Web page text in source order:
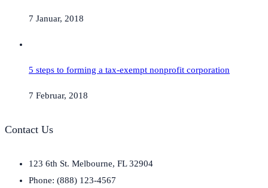
7 Januar, 2018
5 steps to forming a tax-exempt nonprofit corporation
7 Februar, 2018
Contact Us
123 6th St. Melbourne, FL 32904
Phone: (888) 123-4567